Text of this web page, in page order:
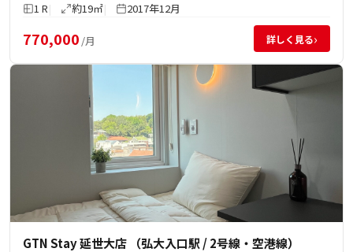
1 R 約19㎡ 2017年12月
770,000 /月 詳しく見る›
GTN Stay 延世大店 （弘大入口駅 / 2号線・空港線）